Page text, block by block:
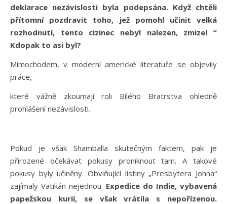
deklarace nezávislosti byla podepsána. Když chtěli
přítomní pozdravit toho, jež pomohl učinit velká
rozhodnutí, tento cizinec nebyl nalezen, zmizel “
Kdopak to asi byl?
Mimochodem, v moderní americké literatuře se objevily
práce,
které vážně zkoumají roli Bílého Bratrstva ohledně
prohlášení nezávislosti.
Pokud je však Shamballa skutečným faktem, pak je
přirozené očekávat pokusy proniknout tam. A takové
pokusy byly učiněny. Obviňující listiny „Presbytera Johna“
zajímaly Vatikán nejednou. Expedice do Indie, vybavená
papežskou kurií, se však vrátila s nepořízenou.